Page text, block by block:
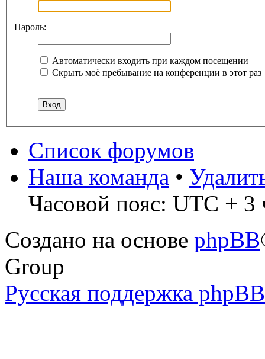
Пароль:
Автоматически входить при каждом посещении
Скрыть моё пребывание на конференции в этот раз
Список форумов
Наша команда •
Часовой пояс: UTC + 3
Создано на основе phpBB
Group
Русская поддержка phpBB